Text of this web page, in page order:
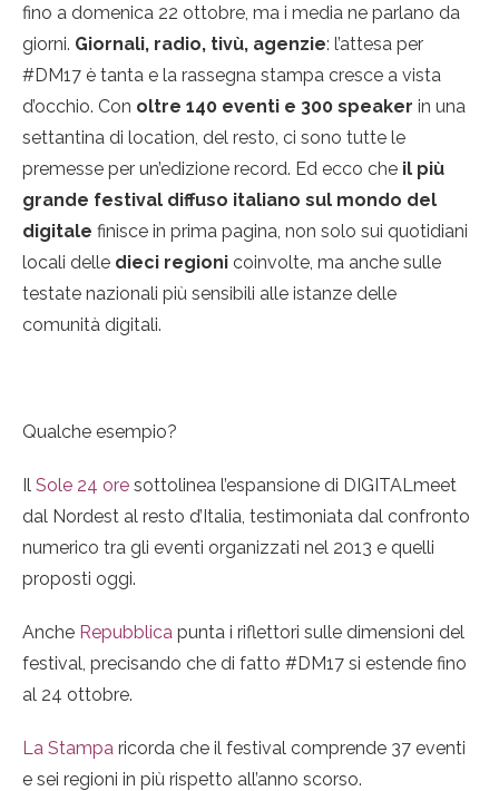
fino a domenica 22 ottobre, ma i media ne parlano da
giorni. Giornali, radio, tivù, agenzie: l’attesa per
#DM17 è tanta e la rassegna stampa cresce a vista
d’occhio. Con oltre 140 eventi e 300 speaker in una
settantina di location, del resto, ci sono tutte le
premesse per un’edizione record. Ed ecco che il più
grande festival diffuso italiano sul mondo del
digitale finisce in prima pagina, non solo sui quotidiani
locali delle dieci regioni coinvolte, ma anche sulle
testate nazionali più sensibili alle istanze delle
comunità digitali.
Qualche esempio?
Il Sole 24 ore sottolinea l’espansione di DIGITALmeet
dal Nordest al resto d’Italia, testimoniata dal confronto
numerico tra gli eventi organizzati nel 2013 e quelli
proposti oggi.
Anche Repubblica punta i riflettori sulle dimensioni del
festival, precisando che di fatto #DM17 si estende fino
al 24 ottobre.
La Stampa ricorda che il festival comprende 37 eventi
e sei regioni in più rispetto all’anno scorso.